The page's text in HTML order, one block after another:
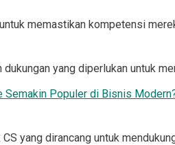
memastikan kompetensi
yang diperlukan untuk
Semakin Populer di Bisnis
yang dirancang untuk